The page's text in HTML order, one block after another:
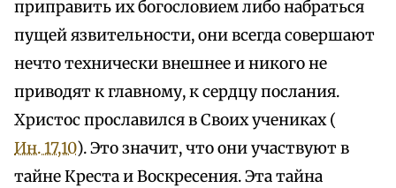
приправить их богословием либо набраться
пущей язвительности, они всегда совершают
нечто технически внешнее и никого не
приводят к главному, к сердцу послания.
Христос прославился в Своих учениках (
Ин. 17,10). Это значит, что они участвуют в
тайне Креста и Воскресения. Эта тайна